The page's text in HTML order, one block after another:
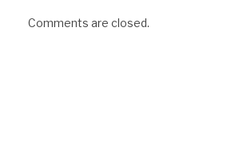
Comments are closed.